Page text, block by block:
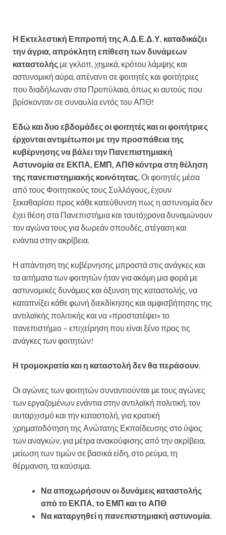
Η Εκτελεστική Επιτροπή της Α.Δ.Ε.Δ.Υ. καταδικάζει
την άγρια, απρόκλητη επίθεση των δυνάμεων
καταστολής με γκλοπ, χημικά, κρότου λάμψης και
αστυνομική αύρα, απέναντι σε φοιτητές και φοιτήτριες
που διαδήλωναν στα Προπύλαια, όπως κι αυτούς που
βρίσκονταν σε συναυλία εντός του ΑΠΘ!
Εδώ και δυο εβδομάδες οι φοιτητές και οι φοιτήτριες
έρχονται αντιμέτωποι με την προσπάθεια της
κυβέρνησης να βάλει την Πανεπιστημιακή
Αστυνομία σε ΕΚΠΑ, ΕΜΠ, ΑΠΘ κόντρα στη θέληση
της πανεπιστημιακής κοινότητας. Οι φοιτητές μέσα
από τους Φοιτητικούς τους Συλλόγους, έχουν
ξεκαθαρίσει προς κάθε κατεύθυνση πως η αστυνομία δεν
έχει θέση στα Πανεπιστήμια και ταυτόχρονα δυναμώνουν
τον αγώνα τους για δωρεάν σπουδές, στέγαση και
ενάντια στην ακρίβεια.
Η απάντηση της κυβέρνησης μπροστά στις ανάγκες και
τα αιτήματα των φοιτητών ήταν για ακόμη μια φορά με
αστυνομικές δυνάμεις και όξυνση της καταστολής, να
καταπνίξει κάθε φωνή διεκδίκησης και αμφισβήτησης της
αντιλαϊκής πολιτικής και να «προστατέψει» το
πανεπιστήμιο – επιχείρηση που είναι ξένο προς τις
ανάγκες των φοιτητών!
Η τρομοκρατία και η καταστολή δεν θα περάσουν.
Οι αγώνες των φοιτητών συναντιούνται με τους αγώνες
των εργαζομένων ενάντια στην αντιλαϊκή πολιτική, τον
αυταρχισμό και την καταστολή, για κρατική
χρηματοδότηση της Ανώτατης Εκπαίδευσης στο ύψος
των αναγκών, για μέτρα ανακούφισης από την ακρίβεια,
μείωση των τιμών σε βασικά είδη, στο ρεύμα, τη
θέρμανση, τα καύσιμα.
Να αποχωρήσουν οι δυνάμεις καταστολής
από το ΕΚΠΑ, το ΕΜΠ και το ΑΠΘ
Να καταργηθεί η πανεπιστημιακή αστυνομία.